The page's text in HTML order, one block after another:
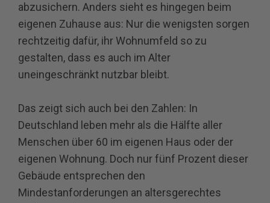
abzusichern. Anders sieht es hingegen beim
eigenen Zuhause aus: Nur die wenigsten sorgen
rechtzeitig dafür, ihr Wohnumfeld so zu
gestalten, dass es auch im Alter
uneingeschränkt nutzbar bleibt.
Das zeigt sich auch bei den Zahlen: In
Deutschland leben mehr als die Hälfte aller
Menschen über 60 im eigenen Haus oder der
eigenen Wohnung. Doch nur fünf Prozent dieser
Gebäude entsprechen den
Mindestanforderungen an altersgerechtes